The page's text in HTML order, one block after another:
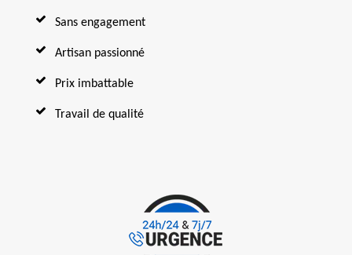
Sans engagement
Artisan passionné
Prix imbattable
Travail de qualité